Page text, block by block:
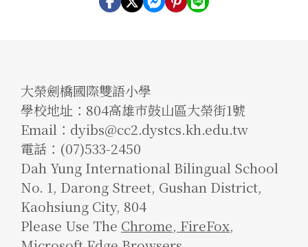
大榮劍橋國際雙語小學
學校地址：804高雄市鼓山區大榮街1號
Email：dyibs@cc2.dystcs.kh.edu.tw
電話：(07)533-2450
Dah Yung International Bilingual School
No. 1, Darong Street, Gushan District,
Kaohsiung City, 804
Please Use The Chrome, FireFox,